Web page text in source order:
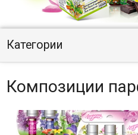
Категории
Композиции